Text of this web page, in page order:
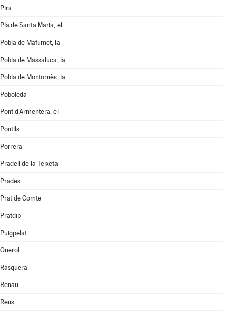
Pira
Pla de Santa Maria, el
Pobla de Mafumet, la
Pobla de Massaluca, la
Pobla de Montornès, la
Poboleda
Pont d'Armentera, el
Pontils
Porrera
Pradell de la Teixeta
Prades
Prat de Comte
Pratdip
Puigpelat
Querol
Rasquera
Renau
Reus